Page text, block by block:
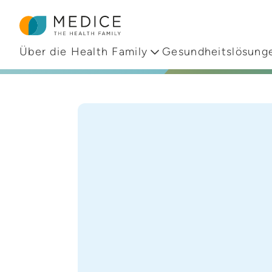
Zur Startseite
Über die Health Family